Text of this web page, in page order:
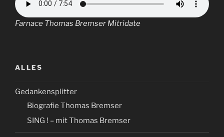
Farnace Thomas Bremser Mitridate
ALLES
Gedankensplitter
Biografie Thomas Bremser
SING ! – mit Thomas Bremser